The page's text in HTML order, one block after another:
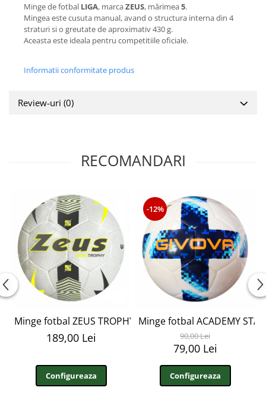
Minge de fotbal LIGA, marcaZEUS, mărimea5.
Mingea este cusuta manual, avand o structura interna din 4
straturi si o greutate de aproximativ 430 g.
Aceasta este ideala pentru competitiile oficiale.
Informatii conformitate produs
Review-uri (0)
RECOMANDARI
Minge fotbal ZEUS TROPHY MF10
189,00 Lei
Configureaza
-12%
Minge fotbal ACADEMY
90,00 Lei
79,00 Lei
Configureaza